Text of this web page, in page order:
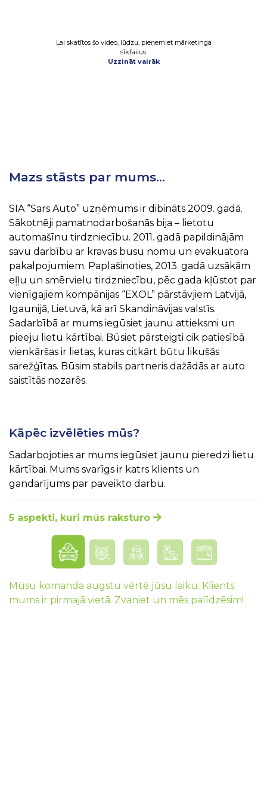
Lai skatītos šo video, lūdzu, pieņemiet mārketinga
sīkfailus.
Uzzināt vairāk
Mazs stāsts par mums…
SIA “Sars Auto” uzņēmums ir dibināts 2009. gadā.
Sākotnēji pamatnodarbošanās bija – lietotu
automašīnu tirdzniecību. 2011. gadā papildinājām
savu darbību ar kravas busu nomu un evakuatora
pakalpojumiem. Paplašinoties, 2013. gadā uzsākām
eļļu un smērvielu tirdzniecību, pēc gada kļūstot par
vienīgajiem kompānijas “EXOL” pārstāvjiem Latvijā,
Igaunijā, Lietuvā, kā arī Skandināvijas valstīs.
Sadarbībā ar mums iegūsiet jaunu attieksmi un
pieeju lietu kārtībai. Būsiet pārsteigti cik patiesībā
vienkāršas ir lietas, kuras citkārt būtu likušās
sarežģītas. Būsim stabils partneris dažādās ar auto
saistītās nozarēs.
Kāpēc izvēlēties mūs?
Sadarbojoties ar mums iegūsiet jaunu pieredzi lietu
kārtībai. Mums svarīgs ir katrs klients un
gandarījums par paveikto darbu.
5 aspekti, kuri mūs raksturo
Mūsu komanda augstu vērtē jūsu laiku. Klients
mums ir pirmajā vietā. Zvaniet un mēs palīdzēsim!